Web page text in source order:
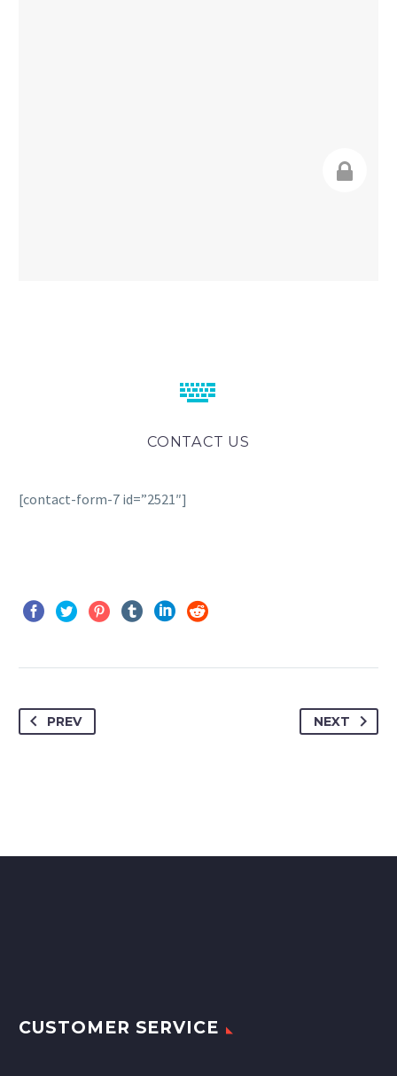


CONTACT US
[contact-form-7 id=”2521″]
PREV NEXT
CUSTOMER SERVICE